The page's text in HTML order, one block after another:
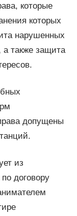
которые
которых
нарушенных
а также защита
допущены
из
договору